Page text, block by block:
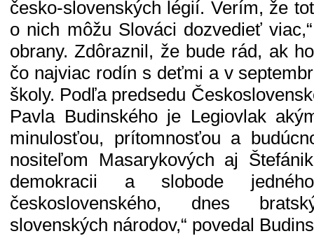
česko-slovenských légií. Verím, že
o nich môžu Slováci dozvedieť
obrany. Zdôraznil, že bude rád, ak
čo najviac rodín s deťmi a v
školy. Podľa predsedu
Pavla Budinského je Legiovlak
minulosťou, prítomnosťou a
nositeľom Masarykových aj
demokracii a slobode
československého, dnes
slovenských národov,“ povedal